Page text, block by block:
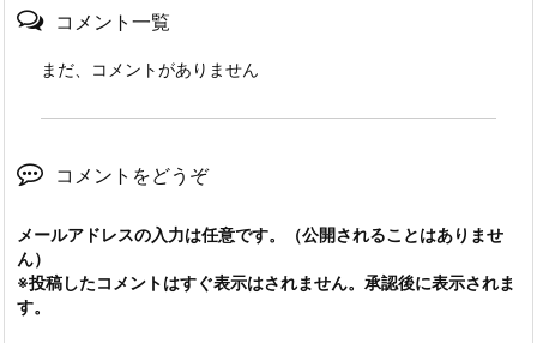
コメント一覧
まだ、コメントがありません
コメントをどうぞ
メールアドレスの入力は任意です。（公開されることはありませ
ん）
※投稿したコメントはすぐ表示はされません。承認後に表示されま
す。